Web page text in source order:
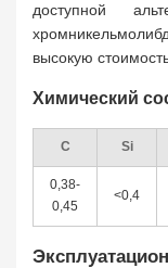
доступной
высокую
Химический
С Si
0,38-
0,45
<0,4